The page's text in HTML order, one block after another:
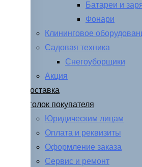
Батареи и
Фонари
Клининговое
Садовая техника
Снегоуборщики
Акция
Доставка
Уголок покупателя
Юридическим лицам
Оплата и реквизиты
Оформление заказа
Сервис и ремонт